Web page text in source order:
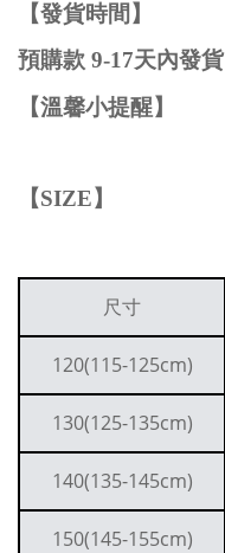
【發貨時間】
預購款 9-17天內發貨
【溫馨小提醒】
【SIZE】
尺寸
120(115-125cm)
130(125-135cm)
140(135-145cm)
150(145-155cm)